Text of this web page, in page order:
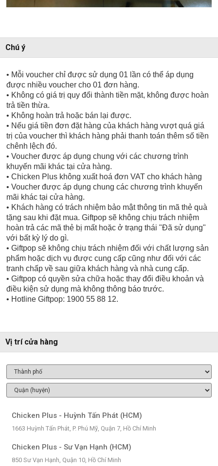
Chú ý
• Mỗi voucher chỉ được sử dụng 01 lần có thể áp dụng
được nhiều voucher cho 01 đơn hàng.
• Không có giá trị quy đổi thành tiền mặt, không được hoàn
trả tiền thừa.
• Không hoàn trả hoặc bán lại được.
• Nếu giá tiền đơn đặt hàng của khách hàng vượt quá giá
trị của voucher thì khách hàng phải thanh toán thêm số tiền
chênh lệch đó.
• Voucher được áp dụng chung với các chương trình
khuyến mãi khác tại cửa hàng.
• Chicken Plus không xuất hoá đơn VAT cho khách hàng
• Voucher được áp dụng chung các chương trình khuyến
mãi khác tại cửa hàng.
• Khách hàng có trách nhiệm bảo mật thông tin mã thẻ quà
tặng sau khi đặt mua. Giftpop sẽ không chịu trách nhiệm
hoàn trả các mã thẻ bị mất hoặc ở trạng thái "Đã sử dụng"
với bất kỳ lý do gì.
• Giftpop sẽ không chịu trách nhiệm đối với chất lượng sản
phẩm hoặc dịch vụ được cung cấp cũng như đối với các
tranh chấp về sau giữa khách hàng và nhà cung cấp.
• Giftpop có quyền sửa chữa hoặc thay đổi điều khoản và
điều kiện sử dụng mà không thông báo trước.
• Hotline Giftpop: 1900 55 88 12.
Vị trí cửa hàng
Chicken Plus - Huỳnh Tấn Phát (HCM)
1663 Huỳnh Tấn Phát, P. Phú Mỹ, Quận 7, Hồ Chí Minh
Chicken Plus - Sư Vạn Hạnh (HCM)
850 Sư Vạn Hạnh, Quận 10, Hồ Chí Minh